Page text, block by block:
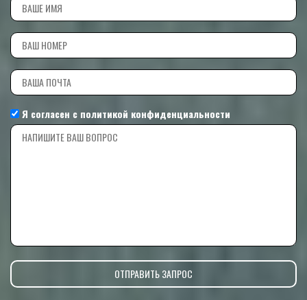
Я согласен с политикой конфиденциальности